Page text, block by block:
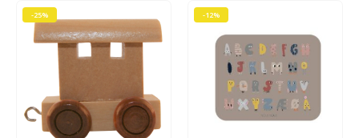
-25% -12%